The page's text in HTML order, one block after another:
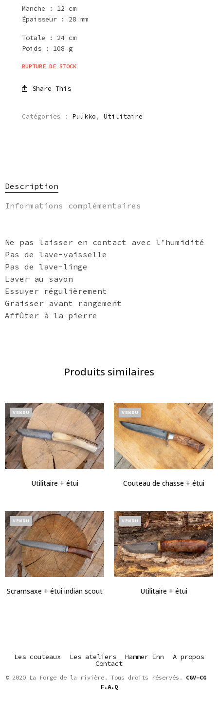
Manche : 12 cm
Épaisseur : 28 mm
Totale : 24 cm
Poids : 108 g
RUPTURE DE STOCK
Share This
Catégories : Puukko, Utilitaire
Description
Informations complémentaires
Ne pas laisser en contact avec l’humidité
Pas de lave-vaisselle
Pas de lave-linge
Laver au savon
Essuyer régulièrement
Graisser avant rangement
Affûter à la pierre
Produits similaires
VENDU
Utilitaire + étui
VENDU
Couteau de chasse + étui
VENDU
Scramsaxe + étui indian scout
VENDU
Utilitaire + étui
Les couteaux Les ateliers Hammer Inn A propos
Contact
© 2020 La Forge de la rivière. Tous droits réservés. CGV-CG
F.A.Q